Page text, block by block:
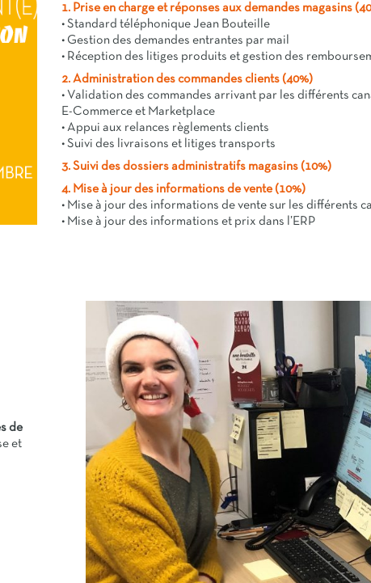
1. Prise en charge et réponses aux demandes magasins
• Standard téléphonique Jean Bouteille
• Gestion des demandes entrantes par mail
• Réception des litiges produits et gestion des
2. Administration des commandes clients (40%)
• Validation des commandes arrivant par les différents
E-Commerce et Marketplace
• Appui aux relances règlements clients
• Suivi des livraisons et litiges transports
3. Suivi des dossiers administratifs magasins (10%)
4. Mise à jour des informations de vente (10%)
• Mise à jour des informations de vente sur les différents
• Mise à jour des informations et prix dans l’ERP
de
et